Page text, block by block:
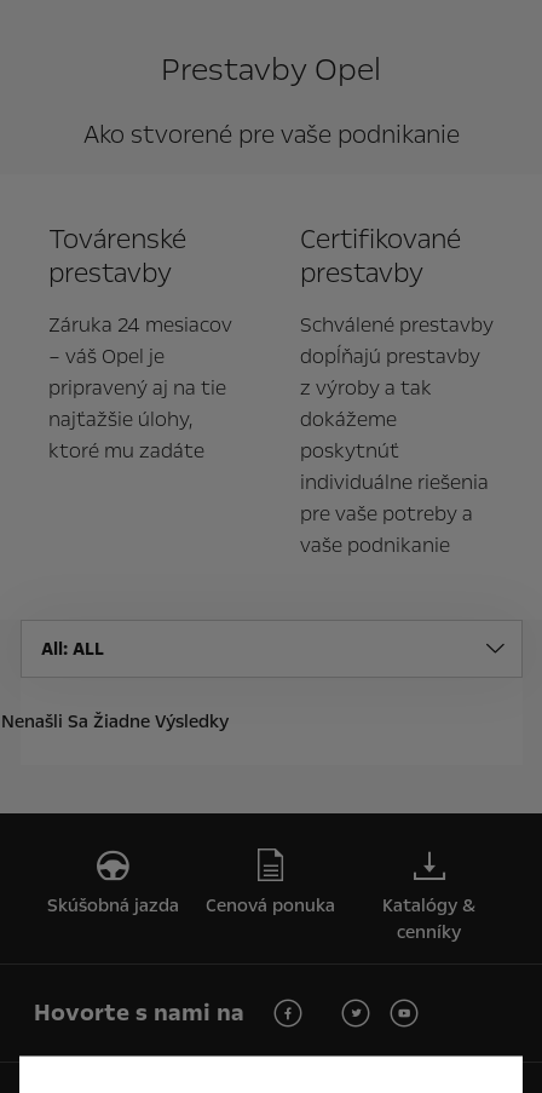
Prestavby Opel
Ako stvorené pre vaše podnikanie
Továrenské
prestavby
Záruka 24 mesiacov
– váš Opel je
pripravený aj na tie
najťažšie úlohy,
ktoré mu zadáte
Certifikované
prestavby
Schválené prestavby
dopĺňajú prestavby
z výroby a tak
dokážeme
poskytnúť
individuálne riešenia
pre vaše potreby a
vaše podnikanie
All: ALL
Nenašli Sa Žiadne Výsledky
Skúšobná jazda Cenová ponuka
Katalógy &
cenníky
Hovorte s nami na